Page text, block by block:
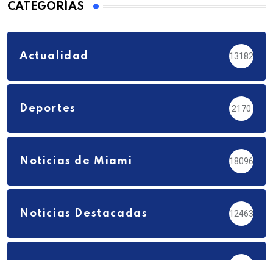
CATEGORÍAS
Actualidad 13182
Deportes 2170
Noticias de Miami 18096
Noticias Destacadas 12463